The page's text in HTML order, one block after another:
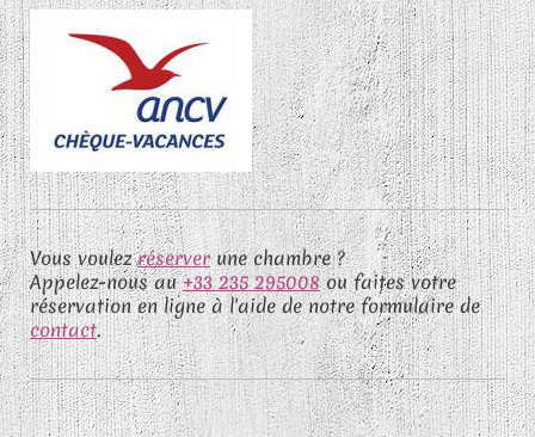
Vous voulezréserverune chambre ?
Appelez-nous au+33 235 295008ou faites votre
réservation en ligne à l'aide de notre formulaire de
contact.